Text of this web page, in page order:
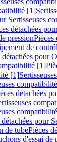
[1]
Sertisseuses
détachées
pressionPièces
de
détachées pour
[1]
[1]
détachées
détachées pour
de tubePièces
d'essai de